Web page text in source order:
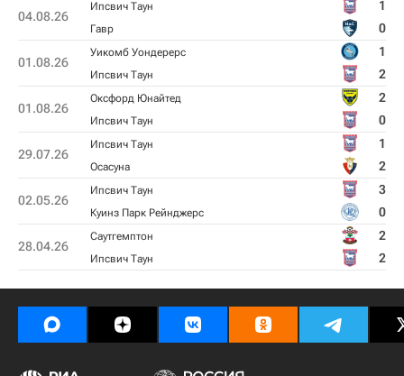
04.08.26
Ипсвич Таун 1
Гавр 0
01.08.26
Уикомб Уондерерс 1
Ипсвич Таун 2
01.08.26
Оксфорд Юнайтед 2
Ипсвич Таун 0
29.07.26
Ипсвич Таун 1
Осасуна 2
02.05.26
Ипсвич Таун 3
Куинз Парк Рейнджерс 0
28.04.26
Саутгемптон 2
Ипсвич Таун 2